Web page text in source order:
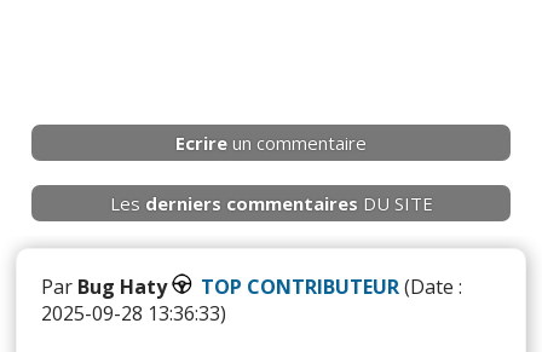
Ecrire un commentaire
Les derniers commentaires DU SITE
Par Bug Haty TOP CONTRIBUTEUR(Date :
2025-09-28 13:36:33)